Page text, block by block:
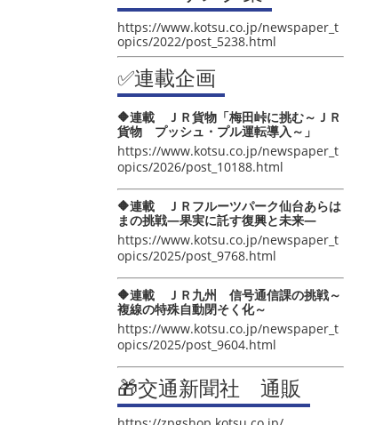
https://www.kotsu.co.jp/newspaper_t
opics/2022/post_5238.html
✅連載企画
🔶連載 ＪＲ貨物「梅田峠に挑む～ＪＲ
貨物 プッシュ・プル運転導入～」
https://www.kotsu.co.jp/newspaper_t
opics/2026/post_10188.html
🔶連載 ＪＲフルーツパーク仙台あらは
まの挑戦―果実に託す復興と未来―
https://www.kotsu.co.jp/newspaper_t
opics/2025/post_9768.html
🔶連載 ＪＲ九州 信号通信課の挑戦～
複線の特殊自動閉そく化～
https://www.kotsu.co.jp/newspaper_t
opics/2025/post_9604.html
🎁交通新聞社 通販